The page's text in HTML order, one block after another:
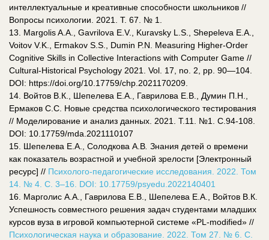
интеллектуальные и креативные способности школьников //
Вопросы психологии. 2021. Т. 67. № 1.
13. Margolis A.A., Gavrilova E.V., Kuravsky L.S., Shepeleva E.A.,
Voitov V.K., Ermakov S.S., Dumin P.N. Measuring Higher-Order
Cognitive Skills in Collective Interactions with Computer Game //
Cultural-Historical Psychology 2021. Vol. 17, no. 2, pp. 90—104.
DOI: https://doi.org/10.17759/chp.2021170209.
14. Войтов В.К., Шепелева Е.А., Гаврилова Е.В., Думин П.Н.,
Ермаков С.С. Новые средства психологического тестирования
// Моделирование и анализ данных. 2021. Т.11. №1. С.94-108.
DOI: 10.17759/mda.2021110107
15. Шепелева Е.А., Солодкова А.В Знания детей о времени
как показатель возрастной и учебной зрелости [Электронный
ресурс] // Психолого-педагогические исследования. 2022. Том
14. № 4. С. 3–16. DOI: 10.17759/psyedu.2022140401
16. Марголис А.А., Гаврилова Е.В., Шепелева Е.А., Войтов В.К.
Успешность совместного решения задач студентами младших
курсов вуза в игровой компьютерной системе «PL-modified» //
Психологическая наука и образование. 2022. Том 27. № 6. С.